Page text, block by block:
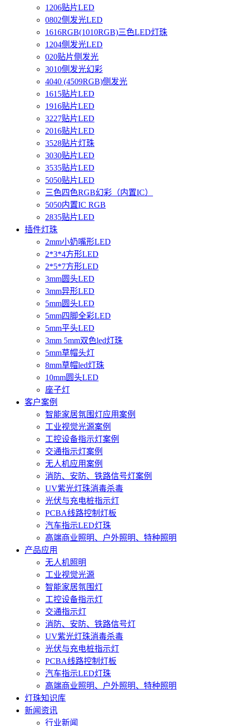
1206贴片LED
0802侧发光LED
1616RGB(1010RGB)三色LED灯珠
1204侧发光LED
020贴片侧发光
3010侧发光幻彩
4040 (4509RGB)侧发光
1615贴片LED
1916贴片LED
3227贴片LED
2016贴片LED
3528贴片灯珠
3030贴片LED
3535贴片LED
5050贴片LED
三色四色RGB幻彩（内置IC）
5050内置IC RGB
2835贴片LED
插件灯珠
2mm小奶嘴形LED
2*3*4方形LED
2*5*7方形LED
3mm圆头LED
3mm异形LED
5mm圆头LED
5mm四脚全彩LED
5mm平头LED
3mm 5mm双色led灯珠
5mm草帽头灯
8mm草帽led灯珠
10mm圆头LED
座子灯
客户案例
智能家居氛围灯应用案例
工业视觉光源案例
工控设备指示灯案例
交通指示灯案例
无人机应用案例
消防、安防、铁路信号灯案例
UV紫光灯珠消毒杀毒
光伏与充电桩指示灯
PCBA线路控制灯板
汽车指示LED灯珠
高端商业照明、户外照明、特种照明
产品应用
无人机照明
工业视觉光源
智能家居氛围灯
工控设备指示灯
交通指示灯
消防、安防、铁路信号灯
UV紫光灯珠消毒杀毒
光伏与充电桩指示灯
PCBA线路控制灯板
汽车指示LED灯珠
高端商业照明、户外照明、特种照明
灯珠知识库
新闻资讯
行业新闻